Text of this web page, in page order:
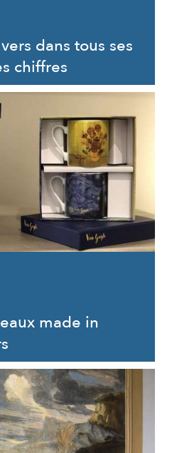
dans tous ses
chiffres
made in